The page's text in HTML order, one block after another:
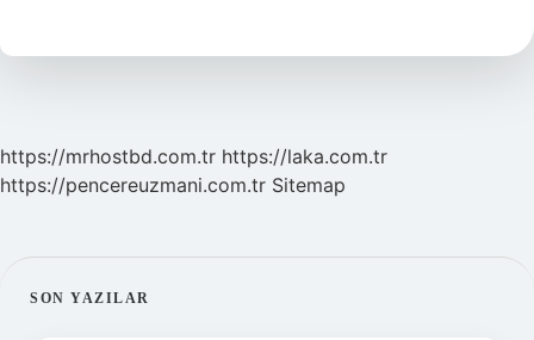
nasıl
https://mrhostbd.com.tr https://laka.com.tr
https://pencereuzmani.com.tr Sitemap
SIDEBAR
SON YAZILAR